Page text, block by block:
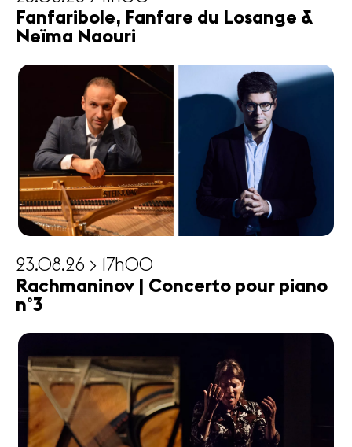
Fanfaribole, Fanfare du Losange &
Neïma Naouri
23.08.26 > 17h00
Rachmaninov | Concerto pour piano
n°3